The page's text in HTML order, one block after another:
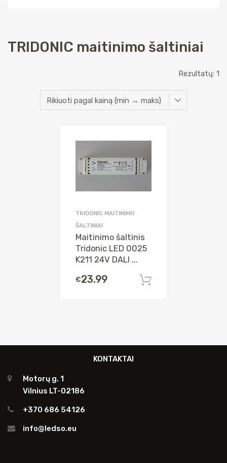
TRIDONIC maitinimo šaltiniai
Rezultatų: 1
TRIDONIC MAITINIMO
ŠALTINIAI
Maitinimo šaltinis
Tridonic LED 0025
K211 24V DALI ...
€23.99
KONTAKTAI
Motorų g. 1
Vilnius LT-02186
+370 686 54126
info@ledso.eu